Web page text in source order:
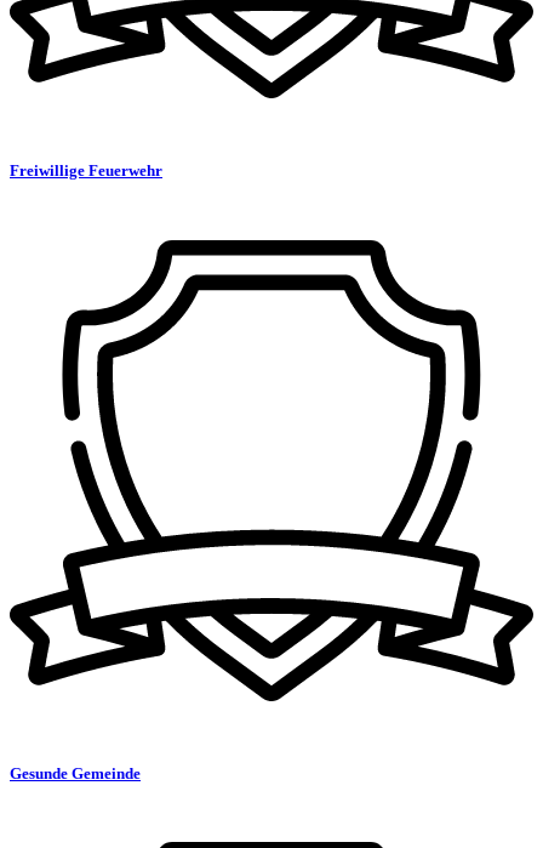
Freiwillige Feuerwehr
Gesunde Gemeinde